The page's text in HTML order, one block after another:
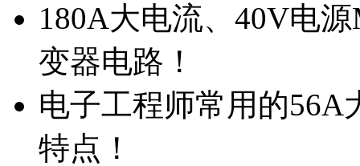
180A大电流、40V电
变器电路！
电子工程师常用的56A
特点！